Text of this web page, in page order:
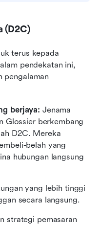
(D2C)
terus kepada
pendekatan ini,
pengalaman
berjaya: Jenama
Glossier berkembang
D2C. Mereka
belah yang
hubungan langsung
yang lebih tinggi
secara langsung.
strategi pemasaran